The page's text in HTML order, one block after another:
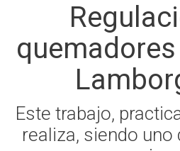
quemadores
Este trabajo,
realiza, siendo